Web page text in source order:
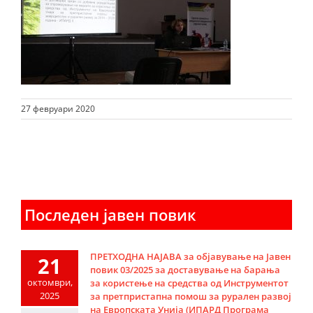
27 февруари 2020
Последен јавен повик
21
октомври,
2025
ПРЕТХОДНА НАЈАВА за објавување на Јавен
повик 03/2025 за доставување на барања
за користење на средства од Инструментот
за претпристапна помош за рурален развој
на Европската Унија (ИПАРД Програма